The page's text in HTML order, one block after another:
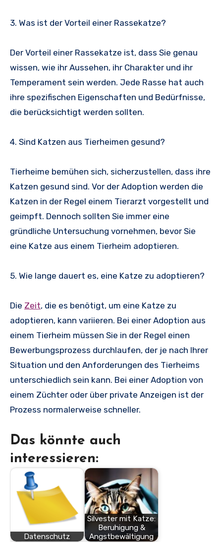
3. Was ist der Vorteil einer Rassekatze?
Der Vorteil einer Rassekatze ist, dass Sie genau
wissen, wie ihr Aussehen, ihr Charakter und ihr
Temperament sein werden. Jede Rasse hat auch
ihre spezifischen Eigenschaften und Bedürfnisse,
die berücksichtigt werden sollten.
4. Sind Katzen aus Tierheimen gesund?
Tierheime bemühen sich, sicherzustellen, dass ihre
Katzen gesund sind. Vor der Adoption werden die
Katzen in der Regel einem Tierarzt vorgestellt und
geimpft. Dennoch sollten Sie immer eine
gründliche Untersuchung vornehmen, bevor Sie
eine Katze aus einem Tierheim adoptieren.
5. Wie lange dauert es, eine Katze zu adoptieren?
Die Zeit, die es benötigt, um eine Katze zu
adoptieren, kann variieren. Bei einer Adoption aus
einem Tierheim müssen Sie in der Regel einen
Bewerbungsprozess durchlaufen, der je nach Ihrer
Situation und den Anforderungen des Tierheims
unterschiedlich sein kann. Bei einer Adoption von
einem Züchter oder über private Anzeigen ist der
Prozess normalerweise schneller.
Das könnte auch
interessieren:
Datenschutz
Silvester mit Katze:
Beruhigung &
Angstbewältigung